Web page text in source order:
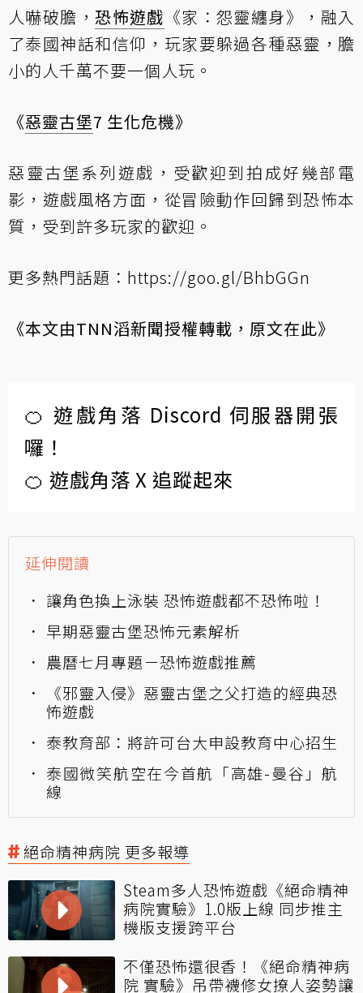
人嚇破膽，恐怖遊戲 《家：怨靈纏身》，融入
了泰國神話和信仰，玩家要躲過各種惡靈，膽
小的人千萬不要一個人玩。
《惡靈古堡7 生化危機》
惡靈古堡系列遊戲，受歡迎到拍成好幾部電
影，遊戲風格方面，從冒險動作回歸到恐怖本
質，受到許多玩家的歡迎。
更多熱門話題： https://goo.gl/BhbGGn
《本文由TNN滔新聞授權轉載， 原文在此》
🍊 遊戲角落 Discord 伺服器開張
囉！
🍊 遊戲角落 X 追蹤起來
延伸閱讀
讓角色換上泳裝 恐怖遊戲都不恐怖啦！
早期惡靈古堡恐怖元素解析
農曆七月專題－恐怖遊戲推薦
《邪靈入侵》惡靈古堡之父打造的經典恐
怖遊戲
泰教育部：將許可台大申設教育中心招生
泰國微笑航空在今首航「高雄-曼谷」航
線
絕命精神病院 更多報導
Steam多人恐怖遊戲《絕命精神
病院實驗》1.0版上線 同步推主
機版支援跨平台
不僅恐怖還很香！《絕命精神病
院 實驗》吊帶襪修女撩人姿勢讓